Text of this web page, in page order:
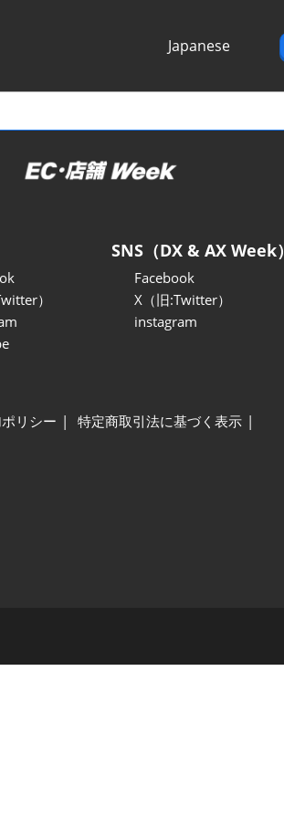
Japanese
）
SNS（DX & AX Week）
Facebook
X（旧:Twitter）
instagram
リシー
特定商取引法に基づく表示